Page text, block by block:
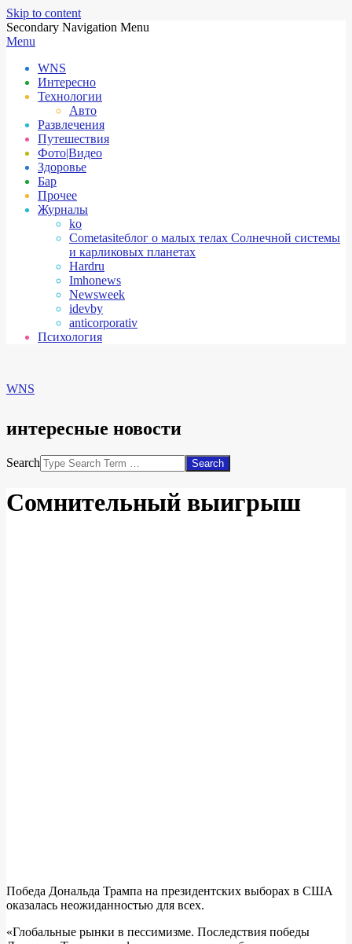
Skip to content
Secondary Navigation Menu
Menu
WNS
Интересно
Технологии
Авто
Развлечения
Путешествия
Фото|Видео
Здоровье
Бар
Прочее
Журналы
ko
Cometasiteблог о малых телах Солнечной системы
и карликовых планетах
Hardru
Imhonews
Newsweek
idevby
anticorporativ
Психология
WNS
интересные новости
Search
Сомнительный выигрыш
Победа Дональда Трампа на президентских выборах в США
оказалась неожиданностью для всех.
«Глобальные рынки в пессимизме. Последствия победы